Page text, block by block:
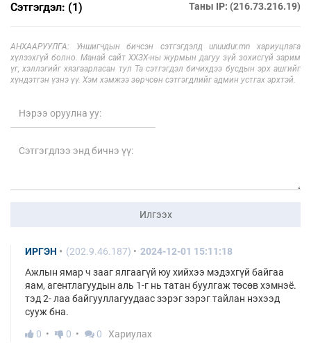
Сэтгэгдэл: (1) Таны IP: (216.73.216.19)
АНХААРУУЛГА: Уншигчдын бичсэн сэтгэгдэлд unuudur.mn хариуцлага
хүлээхгүй болно. Манай сайт ХХЗХ-ны журмын дагуу зүй зохисгүй зарим
үг, хэллэгийг хязгаарласан тул Та сэтгэгдэл бичихдээ бусдын эрх ашгийг
хүндэтгэн үзнэ үү. Хэм хэмжээ зөрчсөн сэтгэгдлийг админ устгах эрхтэй.
Илгээх
ИРГЭН (202.9.46.187)
2024-12-01 15:11:18
Ажлын ямар ч зааг ялгаагүй юу хийхээ мэдэхгүй байгаа
яам, агентлагуудын аль 1-г нь татан буулгаж төсөв хэмнэё.
тэд 2- лаа байгууллагуудаас зэрэг зэрэг тайлан нэхээд
сууж бна.
0
0 0 Хариулах